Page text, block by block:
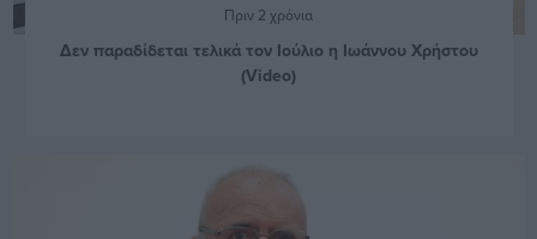
Πριν 2 χρόνια
Δεν παραδίδεται τελικά τον Ιούλιο η Ιωάννου Χρήστου
(Video)